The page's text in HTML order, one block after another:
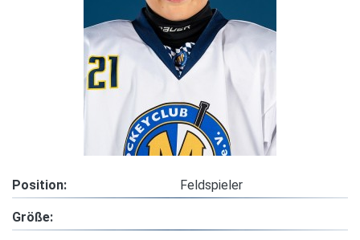
Position: Feldspieler
Größe: